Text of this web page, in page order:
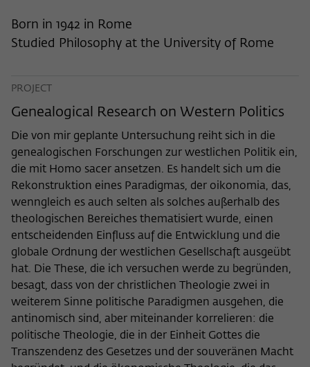
Born in 1942 in Rome
Studied Philosophy at the University of Rome
PROJECT
Genealogical Research on Western Politics
Die von mir geplante Untersuchung reiht sich in die
genealogischen Forschungen zur westlichen Politik ein,
die mit Homo sacer ansetzen. Es handelt sich um die
Rekonstruktion eines Paradigmas, der oikonomia, das,
wenngleich es auch selten als solches außerhalb des
theologischen Bereiches thematisiert wurde, einen
entscheidenden Einfluss auf die Entwicklung und die
globale Ordnung der westlichen Gesellschaft ausgeübt
hat. Die These, die ich versuchen werde zu begründen,
besagt, dass von der christlichen Theologie zwei in
weiterem Sinne politische Paradigmen ausgehen, die
antinomisch sind, aber miteinander korrelieren: die
politische Theologie, die in der Einheit Gottes die
Transzendenz des Gesetzes und der souveränen Macht
Name _pk_ref
Lifetime
Purpose
This cookie is used to store from which
website or search engine the visitor was
redirected to wiko-berlin.de through a
Name _pk_ses
Provider Matomo
Lifetime 30 Minuten
This short-lived cookie is used to
temporarily store data about the visitor's
current stay on wiko-berlin.de.